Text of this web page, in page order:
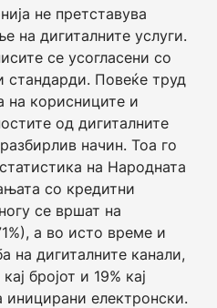
не претставува
на дигиталните услуги.
се усогласени со
стандарди. Повеќе труд
на корисниците и
од дигиталните
начин. Тоа го
на Народната
со кредитни
се вршат на
а во исто време и
на дигиталните канали,
бројот и 19% кај
иницирани електронски.